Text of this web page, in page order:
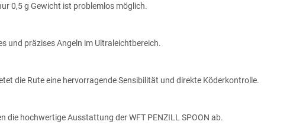
0,5 g Gewicht ist problemlos möglich.
und präzises Angeln im Ultraleichtbereich.
die Rute eine hervorragende Sensibilität und direkte Köderkontrolle.
die hochwertige Ausstattung der WFT PENZILL SPOON ab.